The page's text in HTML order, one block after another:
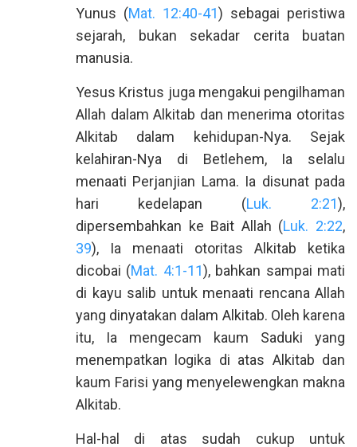
Yunus (Mat. 12:40-41) sebagai peristiwa
sejarah, bukan sekadar cerita buatan
manusia.
Yesus Kristus juga mengakui pengilhaman
Allah dalam Alkitab dan menerima otoritas
Alkitab dalam kehidupan-Nya. Sejak
kelahiran-Nya di Betlehem, Ia selalu
menaati Perjanjian Lama. Ia disunat pada
hari kedelapan (Luk. 2:21),
dipersembahkan ke Bait Allah (Luk. 2:22,
39), Ia menaati otoritas Alkitab ketika
dicobai (Mat. 4:1-11), bahkan sampai mati
di kayu salib untuk menaati rencana Allah
yang dinyatakan dalam Alkitab. Oleh karena
itu, Ia mengecam kaum Saduki yang
menempatkan logika di atas Alkitab dan
kaum Farisi yang menyelewengkan makna
Alkitab.
Hal-hal di atas sudah cukup untuk